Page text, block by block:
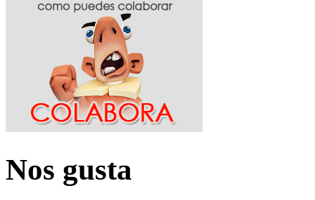
Nos gusta